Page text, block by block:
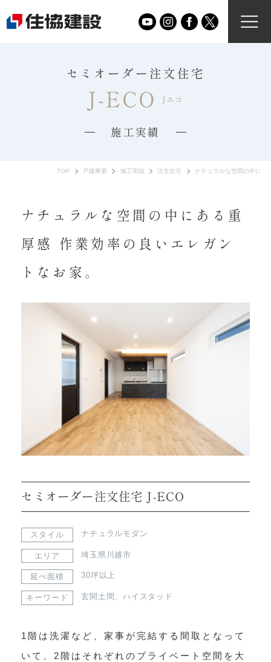
セミオーダー注文住宅
J-ECO Jエコ
施工実績
TOP 戸建事業 施工実績 注文住宅 ナチュラルな空間の中にあ
ナチュラルな空間の中にある重
厚感 作業効率の良いエレガン
トなお家。
セミオーダー注文住宅 J-ECO
スタイル ナチュラルモダン
エリア 埼玉県川越市
延べ面積 30坪以上
キーワード 玄関土間 、ハイスタッド
1階は洗濯など、家事が完結する間取となって
いて、2階はそれぞれのプライベート空間を大